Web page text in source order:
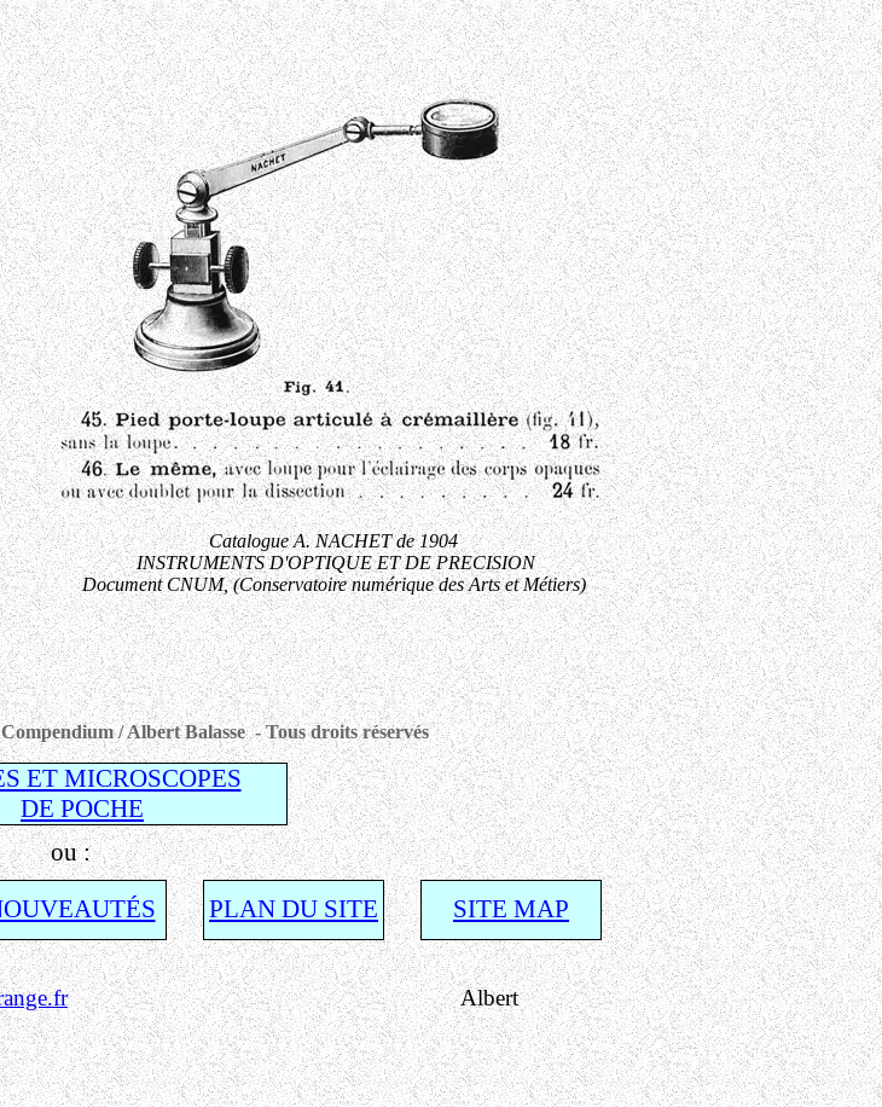
Catalogue A. NACHET de 1904
INSTRUMENTS D'OPTIQUE ET DE PRECISION
Document CNUM, (Conservatoire numérique des Arts et Métiers)
/ Albert Balasse - Tous droits réservés
ET MICROSCOPES
DE POCHE
ou :
PLAN DU SITE SITE MAP
Albert